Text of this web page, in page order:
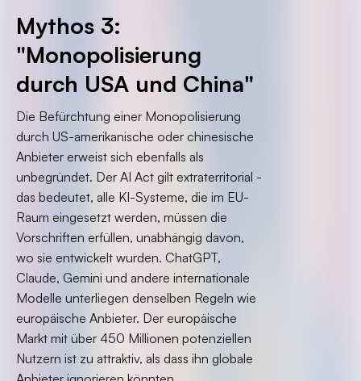
Mythos 3:
"Monopolisierung
durch USA und China"
Die Befürchtung einer Monopolisierung
durch US-amerikanische oder chinesische
Anbieter erweist sich ebenfalls als
unbegründet. Der AI Act gilt extraterritorial -
das bedeutet, alle KI-Systeme, die im EU-
Raum eingesetzt werden, müssen die
Vorschriften erfüllen, unabhängig davon,
wo sie entwickelt wurden. ChatGPT,
Claude, Gemini und andere internationale
Modelle unterliegen denselben Regeln wie
europäische Anbieter. Der europäische
Markt mit über 450 Millionen potenziellen
Nutzern ist zu attraktiv, als dass ihn globale